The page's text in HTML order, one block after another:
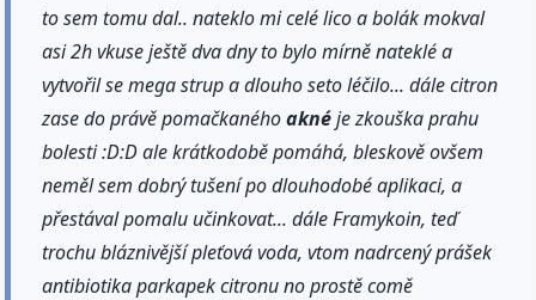
to sem tomu dal.. nateklo mi celé lico a bolák mokval
asi 2h vkuse ještě dva dny to bylo mírně nateklé a
vytvořil se mega strup a dlouho seto léčilo... dále citron
zase do právě pomačkanéhoaknéje zkouška prahu
bolesti :D:D ale krátkodobě pomáhá, bleskově ovšem
neměl sem dobrý tušení po dlouhodobé aplikaci, a
přestával pomalu učinkovat... dále Framykoin, teď
trochu bláznivější pleťová voda, vtom nadrcený prášek
antibiotika parkapek citronu no prostě comě